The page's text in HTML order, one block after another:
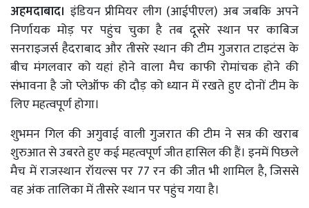
अहमदाबाद। इंडियन प्रीमियर लीग (आईपीएल) अब जबकि अपने
निर्णायक मोड़ पर पहुंच चुका है तब दूसरे स्थान पर काबिज
सनराइजर्स हैदराबाद और तीसरे स्थान की टीम गुजरात टाइटंस के
बीच मंगलवार को यहां होने वाला मैच काफी रोमांचक होने की
संभावना है जो प्लेऑफ की दौड़ को ध्यान में रखते हुए दोनों टीम के
लिए महत्वपूर्ण होगा।
शुभमन गिल की अगुवाई वाली गुजरात की टीम ने सत्र की खराब
शुरुआत से उबरते हुए कई महत्वपूर्ण जीत हासिल की हैं। इनमें पिछले
मैच में राजस्थान रॉयल्स पर 77 रन की जीत भी शामिल है, जिससे
वह अंक तालिका में तीसरे स्थान पर पहुंच गया है।